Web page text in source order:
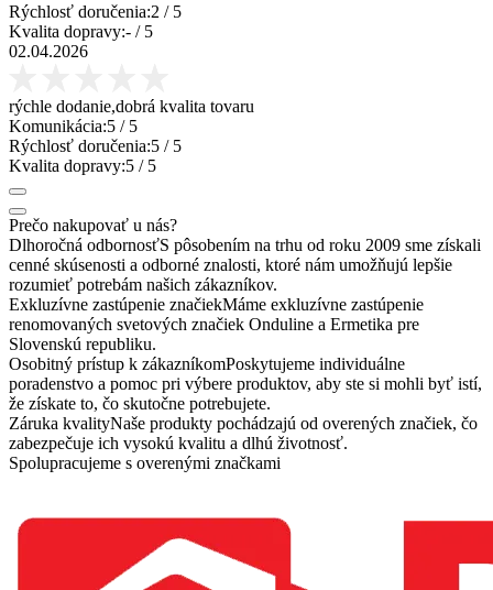
Rýchlosť doručenia:2 / 5
Kvalita dopravy:- / 5
02.04.2026
rýchle dodanie,dobrá kvalita tovaru
Komunikácia:5 / 5
Rýchlosť doručenia:5 / 5
Kvalita dopravy:5 / 5
Prečo nakupovať u nás?
Dlhoročná odbornosťS pôsobením na trhu od roku 2009 sme získali
cenné skúsenosti a odborné znalosti, ktoré nám umožňujú lepšie
rozumieť potrebám našich zákazníkov.
Exkluzívne zastúpenie značiekMáme exkluzívne zastúpenie
renomovaných svetových značiek Onduline a Ermetika pre
Slovenskú republiku.
Osobitný prístup k zákazníkomPoskytujeme individuálne
poradenstvo a pomoc pri výbere produktov, aby ste si mohli byť istí,
že získate to, čo skutočne potrebujete.
Záruka kvalityNaše produkty pochádzajú od overených značiek, čo
zabezpečuje ich vysokú kvalitu a dlhú životnosť.
Spolupracujeme s overenými značkami